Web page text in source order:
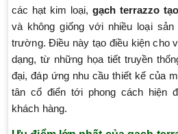
các hạt kim loại, gạch terrazzo
và không giống với nhiều loại
trường. Điều này tạo điều kiện cho
dạng, từ những họa tiết truyền
đại, đáp ứng nhu cầu thiết kế của
tân cổ điển tới phong cách hiện
khách hàng.